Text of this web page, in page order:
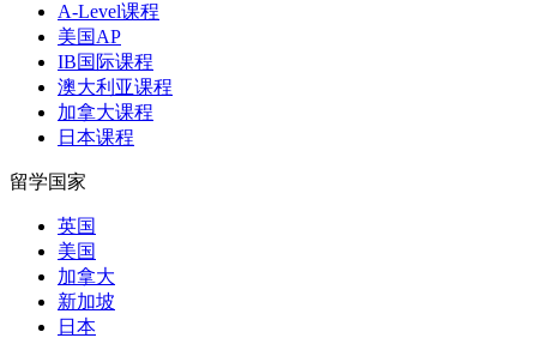
A-Level课程
美国AP
IB国际课程
澳大利亚课程
加拿大课程
日本课程
留学国家
英国
美国
加拿大
新加坡
日本